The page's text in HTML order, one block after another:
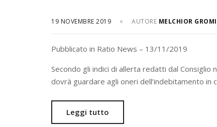
19 NOVEMBRE 2019 AUTORE MELCHIOR
Pubblicato in Ratio News – 13/11/2019
Secondo gli indici di allerta redatti dal
dovrà guardare agli oneri dell’indebitamento in
Leggi tutto